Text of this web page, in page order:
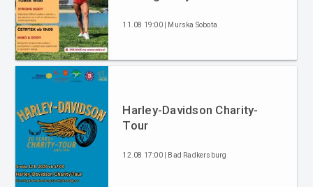
11.08 19:00 | Murska Sobota
Harley-Davidson Charity-
Tour
12.08 17:00 | Bad Radkersburg